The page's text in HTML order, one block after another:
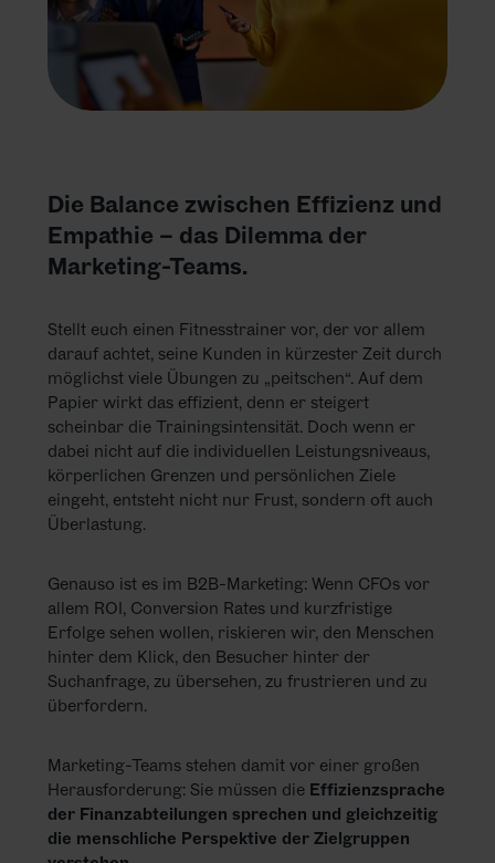
Die Balance zwischen Effizienz und
Empathie – das Dilemma der
Marketing-Teams.
Stellt euch einen Fitnesstrainer vor, der vor allem
darauf achtet, seine Kunden in kürzester Zeit durch
möglichst viele Übungen zu „peitschen“. Auf dem
Papier wirkt das effizient, denn er steigert
scheinbar die Trainingsintensität. Doch wenn er
dabei nicht auf die individuellen Leistungsniveaus,
körperlichen Grenzen und persönlichen Ziele
eingeht, entsteht nicht nur Frust, sondern oft auch
Überlastung.
Genauso ist es im B2B-Marketing: Wenn CFOs vor
allem ROI, Conversion Rates und kurzfristige
Erfolge sehen wollen, riskieren wir, den Menschen
hinter dem Klick, den Besucher hinter der
Suchanfrage, zu übersehen, zu frustrieren und zu
überfordern.
Marketing-Teams stehen damit vor einer großen
Herausforderung: Sie müssen die Effizienzsprache
der Finanzabteilungen sprechen und gleichzeitig
die menschliche Perspektive der Zielgruppen